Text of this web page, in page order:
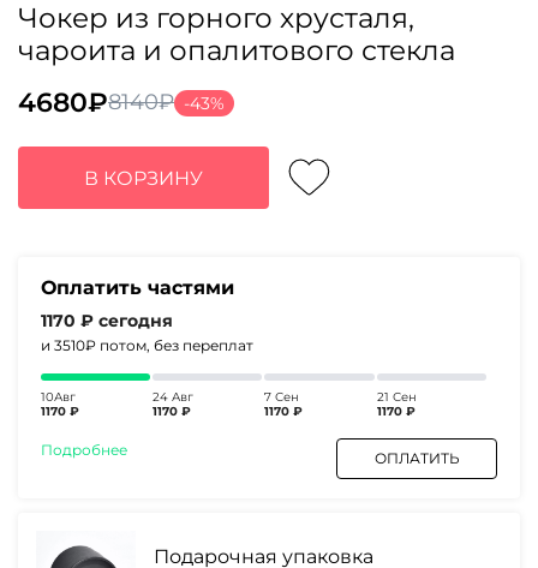
Чокер из горного хрусталя,
чароита и опалитового стекла
8140₽
Первоначальная
цена
составляла
8140₽.
4680₽
Текущая
цена:
4680₽.
-43%
В КОРЗИНУ
Оплатить частями
1170 ₽ сегодня
и 3510₽ потом, без переплат
10Авг
1170 ₽
24 Авг
1170 ₽
7 Сен
1170 ₽
21 Сен
1170 ₽
Подробнее ОПЛАТИТЬ
Подарочная упаковка